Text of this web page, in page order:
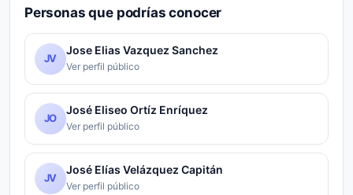
Personas que podrías conocer
JV
Jose Elias Vazquez Sanchez
Ver perfil público
JO
José Eliseo Ortíz Enríquez
Ver perfil público
JV
José Elías Velázquez Capitán
Ver perfil público